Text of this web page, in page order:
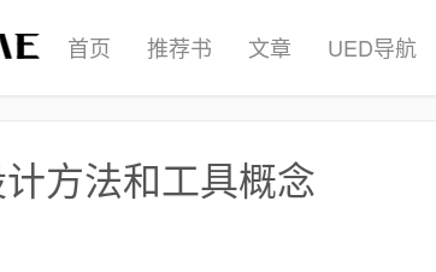
首页 推荐书 文章 UED导航
方法和工具概念